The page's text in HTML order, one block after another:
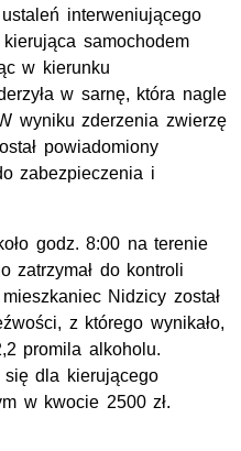
interweniującego
samochodem
w kierunku
w sarnę, która nagle
wyniku zderzenia zwierzę
powiadomiony
zabezpieczenia i
godz. 8:00 na terenie
zatrzymał do kontroli
Nidzicy został
z którego wynikało,
promila alkoholu.
się dla kierującego
w kwocie 2500 zł.